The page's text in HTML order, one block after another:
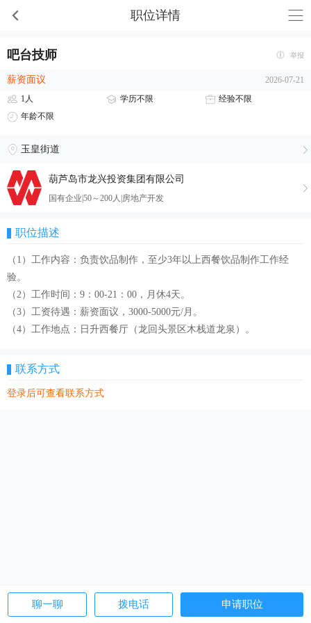
职位详情
聊一聊 拨电话 申请职位
吧台技师 举报
薪资面议
2026-07-21
1人
学历不限
经验不限
年龄不限
玉皇街道
葫芦岛市龙兴投资集团有限公司
国有企业|50～200人|房地产开发
职位描述
（1）工作内容：负责饮品制作，至少3年以上西餐饮品制作工作经
验。
（2）工作时间：9：00-21：00，月休4天。
（3）工资待遇：薪资面议，3000-5000元/月。
（4）工作地点：日升西餐厅（龙回头景区木栈道龙泉）。
联系方式
登录后可查看联系方式